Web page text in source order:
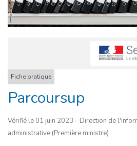
Fiche pratique
Parcoursup
Vérifié le 01 juin 2023 - Direction de
administrative (Première ministre)